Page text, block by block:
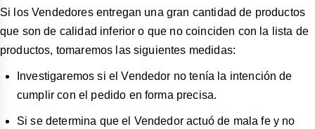
Si los Vendedores entregan una gran cantidad de productos
que son de calidad inferior o que no coinciden con la lista de
productos, tomaremos las siguientes medidas:
Investigaremos si el Vendedor no tenía la intención de
cumplir con el pedido en forma precisa.
Si se determina que el Vendedor actuó de mala fe y no